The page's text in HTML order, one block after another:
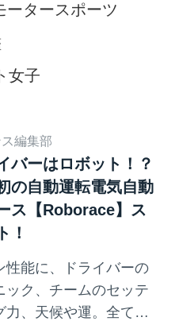
れたりする。 そんな夢
な移動体験を、ロボッ
りももっと安価に、日
ータースポーツ
女子
編集部
バーはロボット！？
の自動運転電気自動
ス【Roborace】ス
！
性能に、ドライバーの
ック、チームのセッテ
力、天候や運。全てを